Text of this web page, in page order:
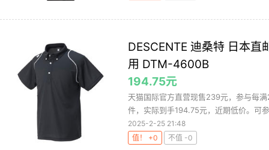
DESCENTE 迪桑特 日本
用 DTM-4600B
194.75元
天猫国际官方直营现售239元，参与每
件，实际到手194.75元，近期低价。可
2025-2-25 21:48
值！ +0
不值 -0